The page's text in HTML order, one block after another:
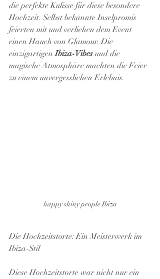
die perfekte Kulisse für diese besondere
Hochzeit. Selbst bekannte Inselpromis
feierten mit und verliehen dem Event
einen Hauch von Glamour. Die
einzigartigen Ibiza-Vibes und die
magische Atmosphäre machten die Feier
zu einem unvergesslichen Erlebnis.
happy shiny people Ibiza
Die Hochzeitstorte: Ein Meisterwerk im
Ibiza-Stil
Diese Hochzeitstorte war nicht nur ein